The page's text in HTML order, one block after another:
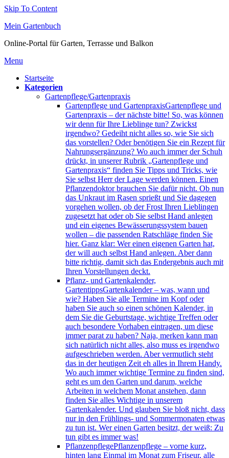
Skip To Content
Mein Gartenbuch
Online-Portal für Garten, Terrasse und Balkon
Menu
Startseite
Kategorien
Gartenpflege/Gartenpraxis
Gartenpflege und GartenpraxisGartenpflege und
Gartenpraxis – der nächste bitte! So, was können
wir denn für Ihre Lieblinge tun? Zwickst
irgendwo? Gedeiht nicht alles so, wie Sie sich
das vorstellen? Oder benötigen Sie ein Rezept für
Nahrungsergänzung? Wo auch immer der Schuh
drückt, in unserer Rubrik „Gartenpflege und
Gartenpraxis“ finden Sie Tipps und Tricks, wie
Sie selbst Herr der Lage werden können. Einen
Pflanzendoktor brauchen Sie dafür nicht. Ob nun
das Unkraut im Rasen sprießt und Sie dagegen
vorgehen wollen, ob der Frost Ihren Lieblingen
zugesetzt hat oder ob Sie selbst Hand anlegen
und ein eigenes Bewässerungssystem bauen
wollen – die passenden Ratschläge finden Sie
hier. Ganz klar: Wer einen eigenen Garten hat,
der will auch selbst Hand anlegen. Aber dann
bitte richtig, damit sich das Endergebnis auch mit
Ihren Vorstellungen deckt.
Pflanz- und Gartenkalender,
GartentippsGartenkalender – was, wann und
wie? Haben Sie alle Termine im Kopf oder
haben Sie auch so einen schönen Kalender, in
dem Sie die Geburtstage, wichtige Treffen oder
auch besondere Vorhaben eintragen, um diese
immer parat zu haben? Naja, merken kann man
sich natürlich nicht alles, also muss es irgendwo
aufgeschrieben werden. Aber vermutlich steht
das in der heutigen Zeit eh alles in Ihrem Handy.
Wo auch immer wichtige Termine zu finden sind,
geht es um den Garten und darum, welche
Arbeiten in welchem Monat anstehen, dann
finden Sie alles Wichtige in unserem
Gartenkalender. Und glauben Sie bloß nicht, dass
nur in den Frühlings- und Sommermonaten etwas
zu tun ist. Wer einen Garten besitzt, der weiß: Zu
tun gibt es immer was!
PflanzenpflegePflanzenpflege – vorne kurz,
hinten lang Einmal im Monat zum Friseur, alle